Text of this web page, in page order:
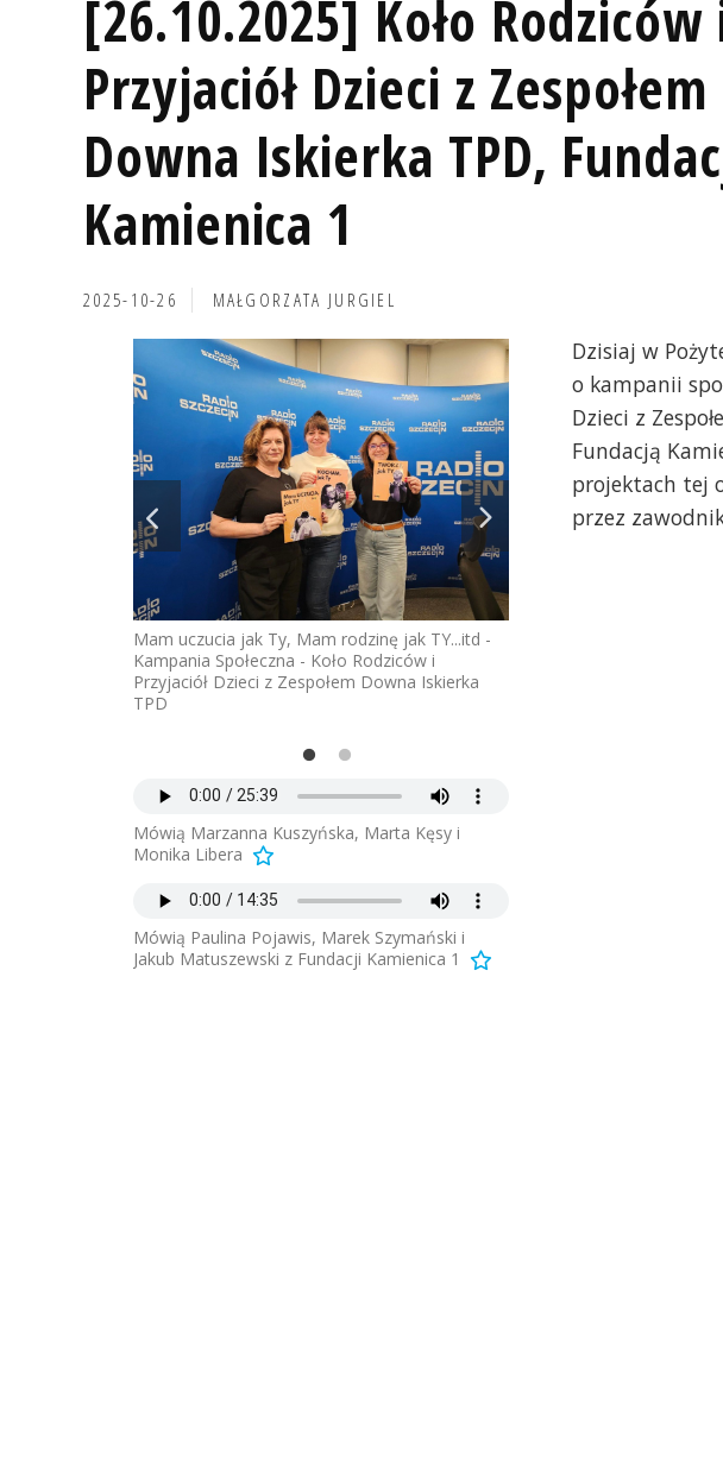
[26.10.2025] Koło Rodziców
Przyjaciół Dzieci z Zespołem
Downa Iskierka TPD,
Kamienica 1
2025-10-26 MAŁGORZATA JURGIEL
Mam uczucia jak Ty, Mam rodzinę jak TY...itd -
Kampania Społeczna - Koło Rodziców i
Przyjaciół Dzieci z Zespołem Downa Iskierka
TPD
Mówią Marzanna Kuszyńska, Marta Kęsy i
Monika Libera
Mówią Paulina Pojawis, Marek Szymański i
Jakub Matuszewski z Fundacji Kamienica 1
Dzisiaj w
o kampanii
Dzieci z
Fundacją
projektach tej
przez